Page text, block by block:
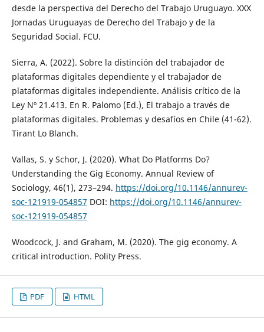
desde la perspectiva del Derecho del Trabajo Uruguayo. XXX
Jornadas Uruguayas de Derecho del Trabajo y de la
Seguridad Social. FCU.
Sierra, A. (2022). Sobre la distinción del trabajador de
plataformas digitales dependiente y el trabajador de
plataformas digitales independiente. Análisis crítico de la
Ley Nº 21.413. En R. Palomo (Ed.), El trabajo a través de
plataformas digitales. Problemas y desafíos en Chile (41-62).
Tirant Lo Blanch.
Vallas, S. y Schor, J. (2020). What Do Platforms Do?
Understanding the Gig Economy. Annual Review of
Sociology, 46(1), 273–294. https://doi.org/10.1146/annurev-
soc-121919-054857 DOI: https://doi.org/10.1146/annurev-
soc-121919-054857
Woodcock, J. and Graham, M. (2020). The gig economy. A
critical introduction. Polity Press.
PDF HTML